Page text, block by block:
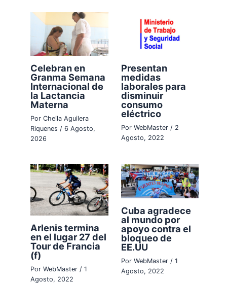
Celebran en
Granma Semana
Internacional de
la Lactancia
Materna
PorCheila Aguilera
Riquenes /6 Agosto,
2026
Presentan
medidas
laborales para
disminuir
consumo
eléctrico
Por WebMaster / 2
Agosto, 2022
Arlenis termina
en el lugar 27 del
Tour de Francia
(f)
PorWebMaster/1
Agosto, 2022
Cuba agradece
al mundo por
apoyo contra el
bloqueo de
EE.UU
Por WebMaster / 1
Agosto, 2022